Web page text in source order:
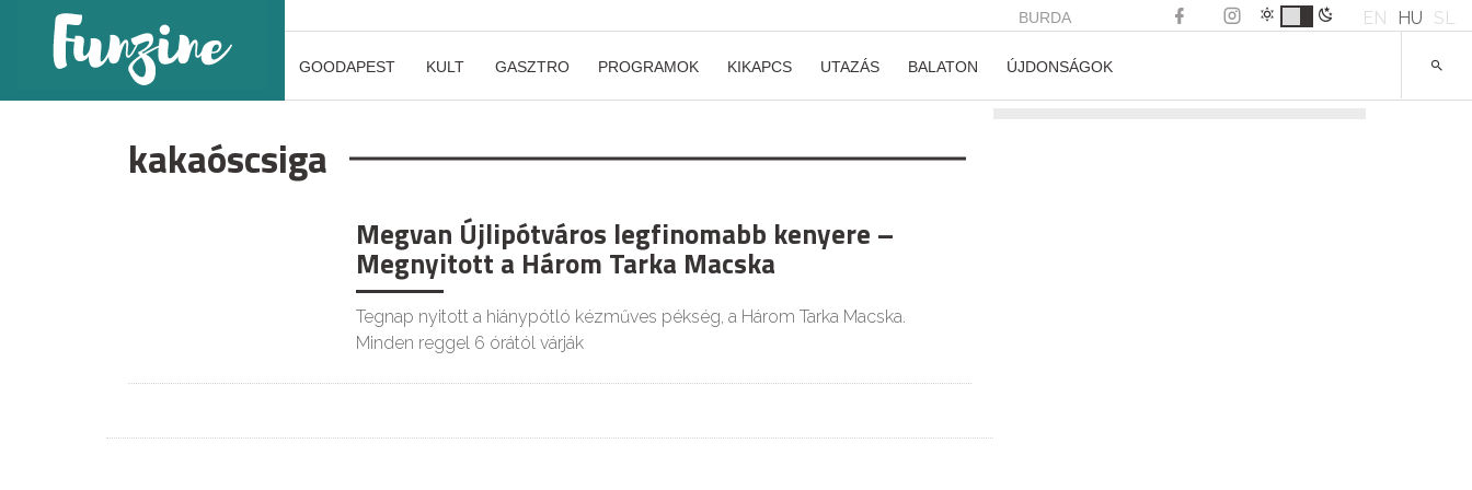
BURDA EN HU SL
GOODAPEST KULT GASZTRO PROGRAMOK KIKAPCS UTAZÁS BALATON ÚJDONSÁGOK
kakaóscsiga
Megvan Újlipótváros legfinomabb kenyere –
Megnyitott a Három Tarka Macska
Tegnap nyitott a hiánypótló kézműves pékség, a Három Tarka Macska.
Minden reggel 6 órától várják